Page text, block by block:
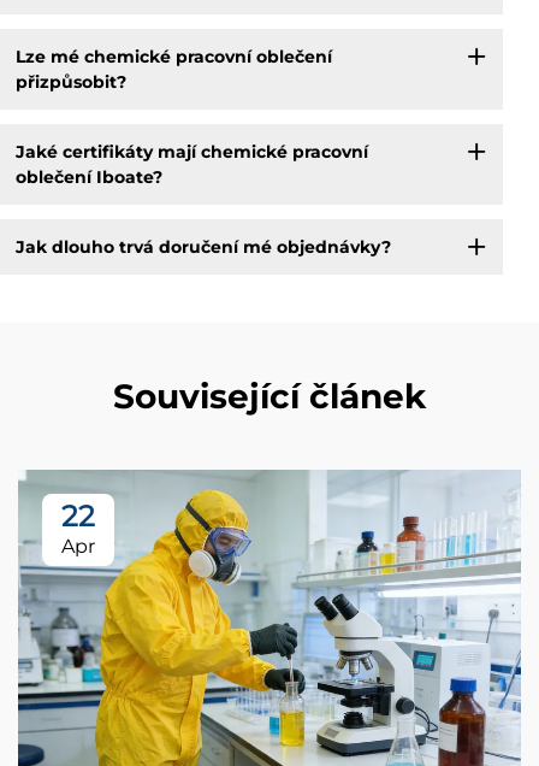
Lze mé chemické pracovní oblečení
přizpůsobit?
Jaké certifikáty mají chemické pracovní
oblečení Iboate?
Jak dlouho trvá doručení mé objednávky?
Související článek
22
Apr